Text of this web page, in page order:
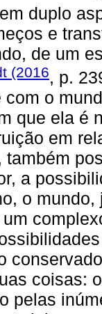
duplo
e
de um
(2016, p.
o
que ela é
em
também
a
o
coisas:
pelas